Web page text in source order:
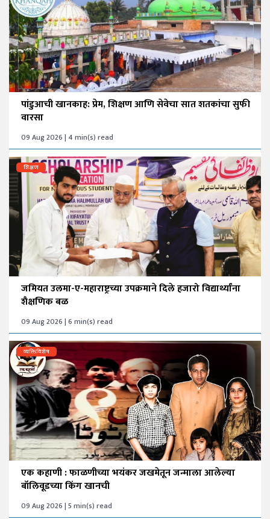
पांडुआची खानकाह: प्रेम, शिक्षण आणि सेवेचा सात शतकांचा सुफी
वारसा
09 Aug 2026 | 4 min(s) read
शिक्षण
जमियत उलमा-ए-महाराष्ट्रच्या उपक्रमाने दिले हजारो विद्यार्थ्यांना
शैक्षणिक बळ
09 Aug 2026 | 6 min(s) read
व्यक्तिविशेष
एक कहाणी : फाळणीच्या भयंकर जखमेतून जन्माला आलेल्या
बॉलिवूडच्या किंग खानची
09 Aug 2026 | 5 min(s) read